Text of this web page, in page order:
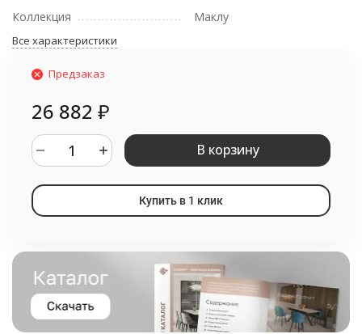
Коллекция
Маклу
Все характеристики
Предзаказ
26 882 ₽
В корзину
Купить в 1 клик